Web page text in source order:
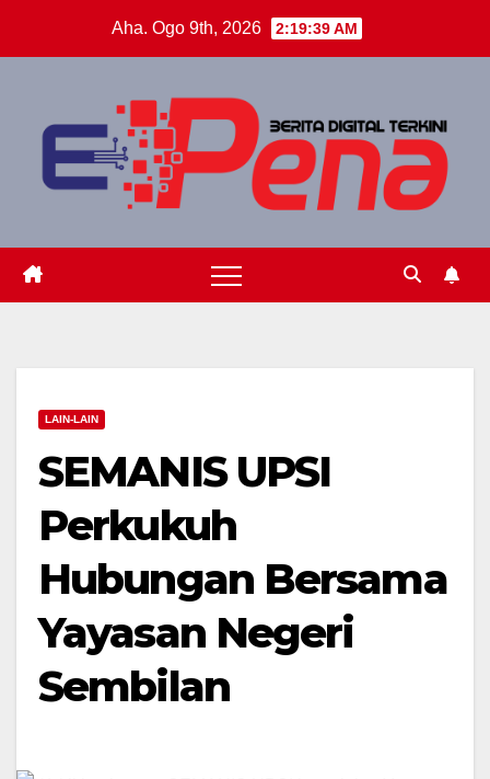
Aha. Ogo 9th, 2026 2:19:40 AM
LAIN-LAIN
SEMANIS UPSI
Perkukuh
Hubungan Bersama
Yayasan Negeri
Sembilan